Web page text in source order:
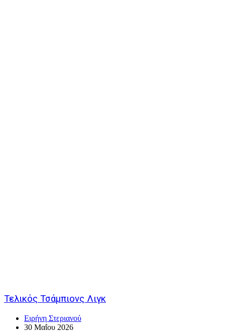
Τελικός Τσάμπιονς Λιγκ
Ειρήνη Στεριανού
30 Μαΐου 2026